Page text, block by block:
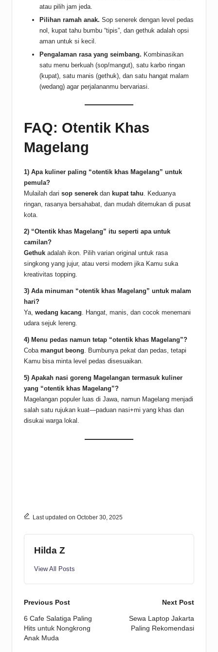
atau pilih jam jeda.
Pilihan ramah anak. Sop senerek dengan level pedas
nol, kupat tahu bumbu “tipis”, dan gethuk adalah opsi
aman untuk si kecil.
Pengalaman rasa yang seimbang. Kombinasikan
satu menu berkuah (sop/mangut), satu karbo ringan
(kupat), satu manis (gethuk), dan satu hangat malam
(wedang) agar perjalananmu bervariasi.
FAQ: Otentik Khas
Magelang
1) Apa kuliner paling “otentik khas Magelang” untuk
pemula?
Mulailah dari sop senerek dan kupat tahu . Keduanya
ringan, rasanya bersahabat, dan mudah ditemukan di pusat
kota.
2) “Otentik khas Magelang” itu seperti apa untuk
camilan?
Gethuk adalah ikon. Pilih varian original untuk rasa
singkong yang jujur, atau versi modern jika Kamu suka
kreativitas topping.
3) Ada minuman “otentik khas Magelang” untuk malam
hari?
Ya, wedang kacang . Hangat, manis, dan cocok menemani
udara sejuk lereng.
4) Menu pedas namun tetap “otentik khas Magelang”?
Coba mangut beong . Bumbunya pekat dan pedas, tetapi
Kamu bisa minta level pedas disesuaikan.
5) Apakah nasi goreng Magelangan termasuk kuliner
yang “otentik khas Magelang”?
Magelangan populer luas di Jawa, namun Magelang menjadi
salah satu rujukan kuat—paduan nasi+mi yang khas dan
disukai warga lokal.
Last updated on October 30, 2025
Hilda Z
View All Posts
Post
navigation
Previous Post
6 Cafe Salatiga Paling
Hits untuk Nongkrong
Anak Muda
Next Post
Sewa Laptop Jakarta
Paling Rekomendasi